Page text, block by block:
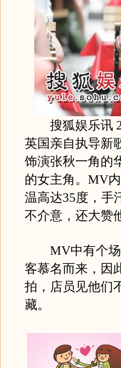
搜狐娱乐讯
英国亲自执导新
饰演张秋一角的
的女主角。MV
温高达35度，手
不介意，还大赞
MV中有个场
客慕名而来，因
拍，店员见他们
藏。